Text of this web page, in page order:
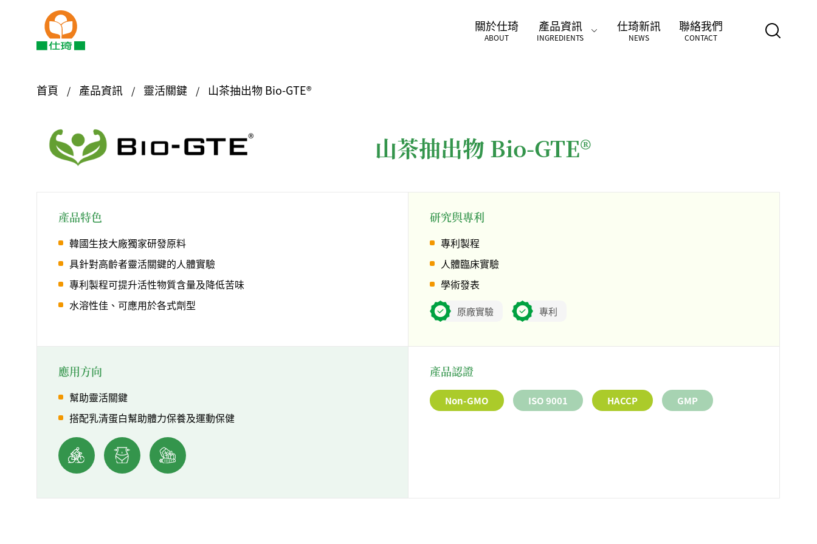
關於仕琦
ABOUT
產品資訊
INGREDIENTS
仕琦新訊
NEWS
聯絡我們
CONTACT
首頁 產品資訊 靈活關鍵 山茶抽出物 Bio-GTE®
山茶抽出物 Bio-GTE®
產品特色
韓國生技大廠獨家研發原料
具針對高齡者靈活關鍵的人體實驗
專利製程可提升活性物質含量及降低苦味
水溶性佳、可應用於各式劑型
研究與專利
專利製程
人體臨床實驗
學術發表
原廠實驗 專利
應用方向
幫助靈活關鍵
搭配乳清蛋白幫助體力保養及運動保健
產品認證
Non-GMO ISO 9001 HACCP GMP